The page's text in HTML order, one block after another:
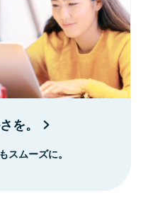
を。
スムーズに。